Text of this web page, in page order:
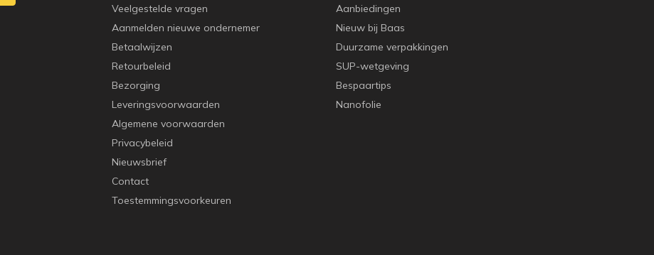
Veelgestelde vragen
Aanmelden nieuwe ondernemer
Betaalwijzen
Retourbeleid
Bezorging
Leveringsvoorwaarden
Algemene voorwaarden
Privacybeleid
Nieuwsbrief
Contact
Toestemmingsvoorkeuren
Aanbiedingen
Nieuw bij Baas
Duurzame verpakkingen
SUP-wetgeving
Bespaartips
Nanofolie